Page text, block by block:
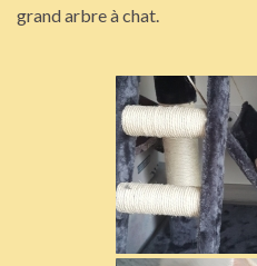
grand arbre à chat.